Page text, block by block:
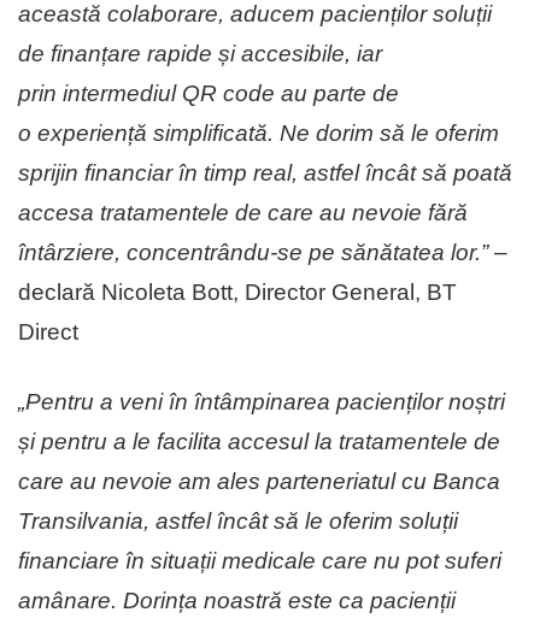
această colaborare, aducem pacienților soluții
de finanțare rapide și accesibile, iar
prin intermediul QR code au parte de
o experiență simplificată. Ne dorim să le oferim
sprijin financiar în timp real, astfel încât să poată
accesa tratamentele de care au nevoie fără
întârziere, concentrându-se pe sănătatea lor.”–
declară Nicoleta Bott, Director General, BT
Direct
„Pentru a veni în întâmpinarea pacienților noștri
și pentru a le facilita accesul la tratamentele de
care au nevoie am ales parteneriatul cu Banca
Transilvania, astfel încât să le oferim soluții
financiare în situații medicale care nu pot suferi
amânare. Dorința noastră este ca pacienții